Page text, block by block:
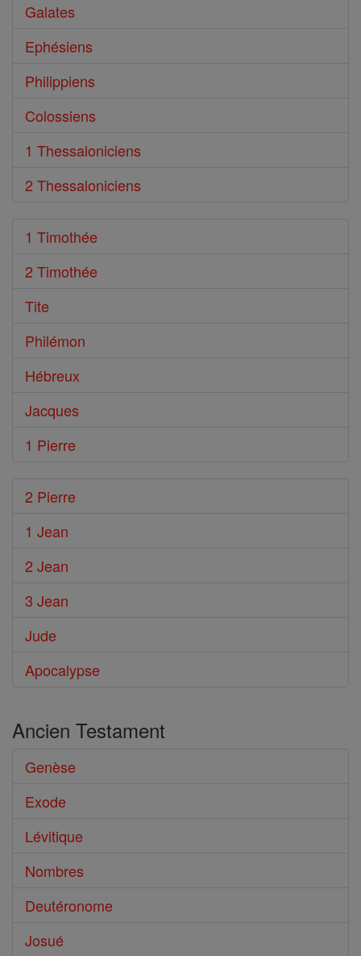
Galates
Ephésiens
Philippiens
Colossiens
1 Thessaloniciens
2 Thessaloniciens
1 Timothée
2 Timothée
Tite
Philémon
Hébreux
Jacques
1 Pierre
2 Pierre
1 Jean
2 Jean
3 Jean
Jude
Apocalypse
Ancien Testament
Genèse
Exode
Lévitique
Nombres
Deutéronome
Josué